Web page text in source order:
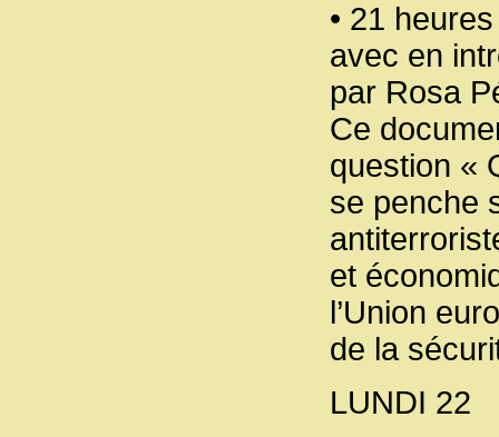
• 21
avec en
par Rosa
Ce
question «
se penche
et
l’Union
de la
LUNDI 22